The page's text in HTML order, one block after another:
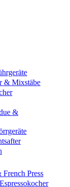
& Mixstäbe
&
Press